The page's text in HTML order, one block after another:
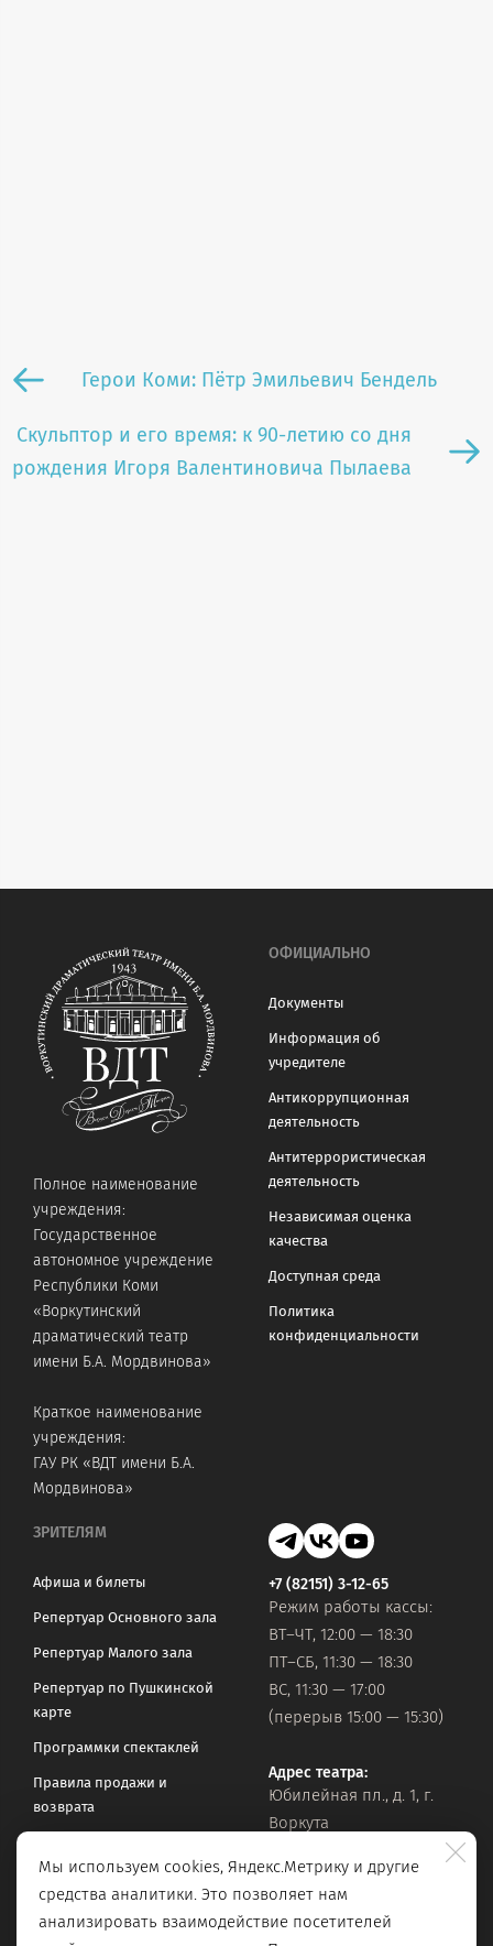
Герои Коми: Пётр Эмильевич Бендель
Скульптор и его время: к 90-летию со дня
рождения Игоря Валентиновича Пылаева
Полное наименование
учреждения:
Государственное
автономное учреждение
Республики Коми
«Воркутинский
драматический театр
имени Б.А. Мордвинова»
Краткое наименование
учреждения:
ГАУ РК «ВДТ имени Б.А.
Мордвинова»
ОФИЦИАЛЬНО
Документы
Информация об
учредителе
Антикоррупционная
деятельность
Антитеррористическая
деятельность
Независимая оценка
качества
Доступная среда
Политика
конфиденциальности
ЗРИТЕЛЯМ
Афиша и билеты
Репертуар Основного зала
Репертуар Малого зала
Репертуар по Пушкинской
карте
Программки спектаклей
Правила продажи и
возврата
Оставить обращение
+7 (82151) 3-12-65
Режим работы кассы:
ВТ–ЧТ, 12:00 — 18:30
ПТ–СБ, 11:30 — 18:30
ВС, 11:30 — 17:00
(перерыв 15:00 — 15:30)
Адрес театра:
Юбилейная пл., д. 1, г.
Воркута
Официальная почта:
vorkteatrdr@mail.ru
Мы используем cookies, Яндекс.Метрику и другие
средства аналитики. Это позволяет нам
анализировать взаимодействие посетителей